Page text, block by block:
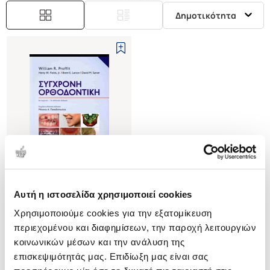
Αυτή η ιστοσελίδα χρησιμοποιεί cookies
Χρησιμοποιούμε cookies για την εξατομίκευση
περιεχομένου και διαφημίσεων, την παροχή λειτουργιών
κοινωνικών μέσων και την ανάλυση της
επισκεψιμότητάς μας. Επιδίωξη μας είναι σας
Δημοτικότητα
(0)
Σύγχρονη ορθοδοντική
(χαρτόδετη έκδοση)
PROFFIT R. WILLIAM
Κωδ. Πολιτείας:0870-1426